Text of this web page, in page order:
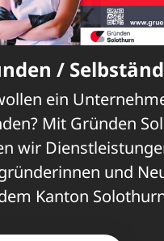
/
ein
Mit Gründen
wir
und
Kanton